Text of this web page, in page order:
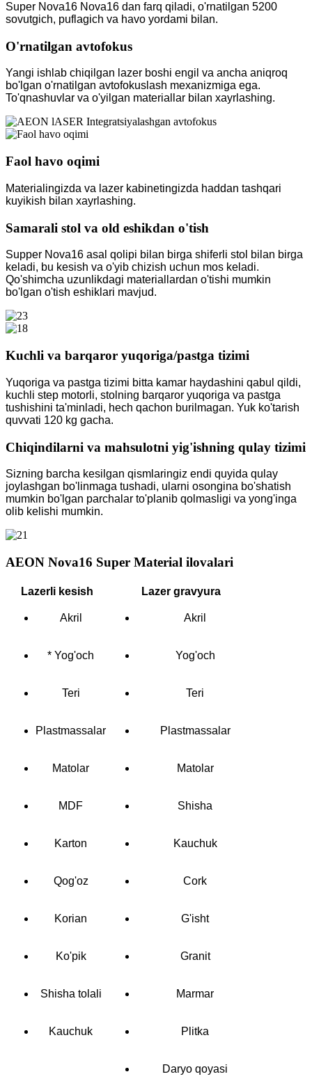
Super Nova16 Nova16 dan farq qiladi, o'rnatilgan 5200
sovutgich, puflagich va havo yordami bilan.
O'rnatilgan avtofokus
Yangi ishlab chiqilgan lazer boshi engil va ancha aniqroq
bo'lgan o'rnatilgan avtofokuslash mexanizmiga ega.
To'qnashuvlar va o'yilgan materiallar bilan xayrlashing.
Faol havo oqimi
Materialingizda va lazer kabinetingizda haddan tashqari
kuyikish bilan xayrlashing.
Samarali stol va old eshikdan o'tish
Supper Nova16 asal qolipi bilan birga shiferli stol bilan birga
keladi, bu kesish va o'yib chizish uchun mos keladi.
Qo'shimcha uzunlikdagi materiallardan o'tishi mumkin
bo'lgan o'tish eshiklari mavjud.
Kuchli va barqaror yuqoriga/pastga tizimi
Yuqoriga va pastga tizimi bitta kamar haydashini qabul qildi,
kuchli step motorli, stolning barqaror yuqoriga va pastga
tushishini ta'minladi, hech qachon burilmagan. Yuk ko'tarish
quvvati 120 kg gacha.
Chiqindilarni va mahsulotni yig'ishning qulay tizimi
Sizning barcha kesilgan qismlaringiz endi quyida qulay
joylashgan bo'linmaga tushadi, ularni osongina bo'shatish
mumkin bo'lgan parchalar to'planib qolmasligi va yong'inga
olib kelishi mumkin.
AEON Nova16 Super Material ilovalari
Lazerli kesish Lazer gravyura
Akril Akril
* Yog'och Yog'och
Teri Teri
Plastmassalar Plastmassalar
Matolar Matolar
MDF Shisha
Karton Kauchuk
Qog'oz Cork
Korian G'isht
Ko'pik Granit
Shisha tolali Marmar
Kauchuk Plitka
Daryo qoyasi